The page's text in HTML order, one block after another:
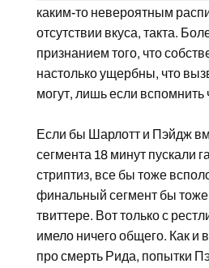
каким-то невероятным
отсутствии вкуса, такта.
признанием того, что
настолько ущербны, что
могут, лишь если вспомнить
Если бы Шарлотт и Пэйдж
сегмента 18 минут пускали
стриптиз, все бы тоже
финальный сегмент бы тоже
твиттере. Вот только с
имело ничего общего. Как и
про смерть Рида, попытки